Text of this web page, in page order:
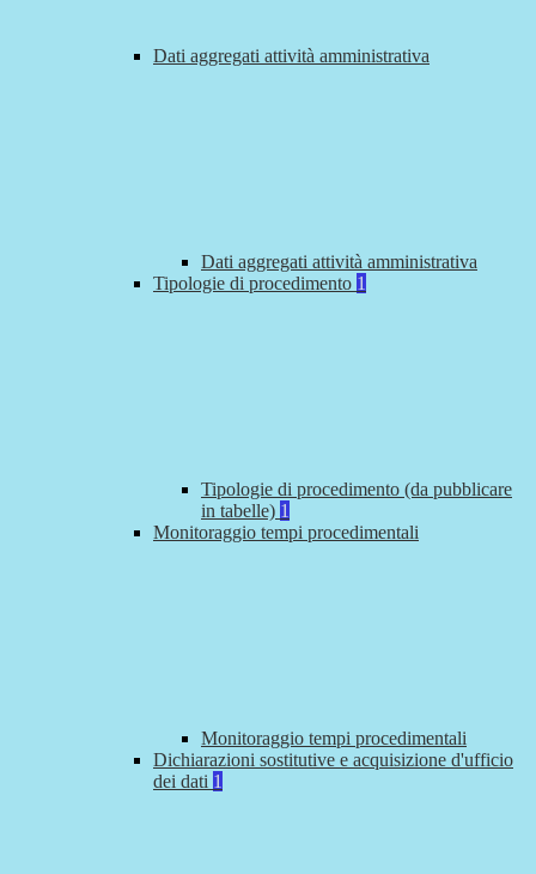
Dati aggregati attività amministrativa
Dati aggregati attività amministrativa
Tipologie di procedimento 1
Tipologie di procedimento (da pubblicare
in tabelle) 1
Monitoraggio tempi procedimentali
Monitoraggio tempi procedimentali
Dichiarazioni sostitutive e acquisizione d'ufficio
dei dati 1